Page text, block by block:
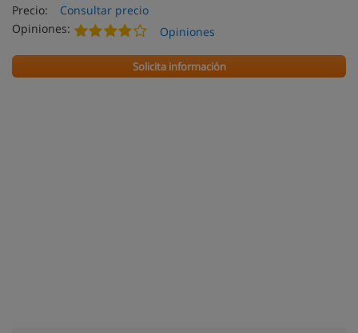
Precio:
Consultar precio
Opiniones:
Opiniones
Solicita información